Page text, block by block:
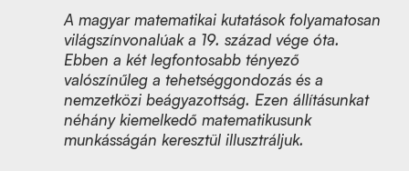
A magyar matematikai kutatások folyamatosan
világszínvonalúak a 19. század vége óta.
Ebben a két legfontosabb tényező
valószínűleg a tehetséggondozás és a
nemzetközi beágyazottság. Ezen állításunkat
néhány kiemelkedő matematikusunk
munkásságán keresztül illusztráljuk.